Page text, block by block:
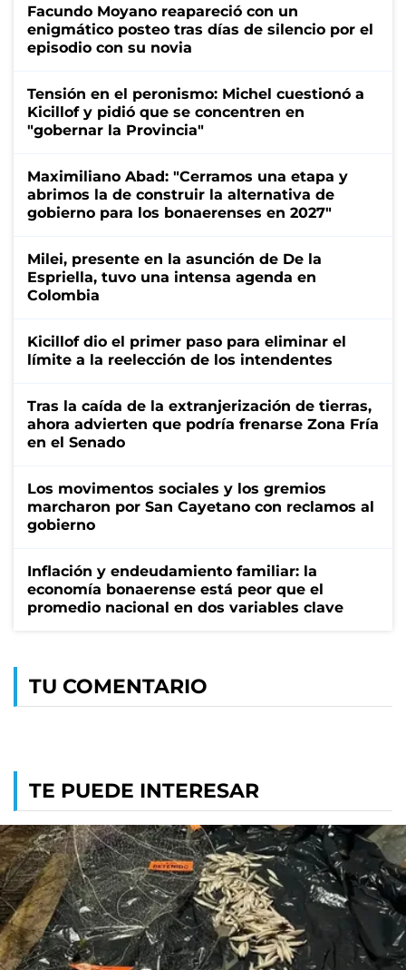
Facundo Moyano reapareció con un
enigmático posteo tras días de silencio por el
episodio con su novia
Tensión en el peronismo: Michel cuestionó a
Kicillof y pidió que se concentren en
"gobernar la Provincia"
Maximiliano Abad: "Cerramos una etapa y
abrimos la de construir la alternativa de
gobierno para los bonaerenses en 2027"
Milei, presente en la asunción de De la
Espriella, tuvo una intensa agenda en
Colombia
Kicillof dio el primer paso para eliminar el
límite a la reelección de los intendentes
Tras la caída de la extranjerización de tierras,
ahora advierten que podría frenarse Zona Fría
en el Senado
Los movimentos sociales y los gremios
marcharon por San Cayetano con reclamos al
gobierno
Inflación y endeudamiento familiar: la
economía bonaerense está peor que el
promedio nacional en dos variables clave
TU COMENTARIO
TE PUEDE INTERESAR